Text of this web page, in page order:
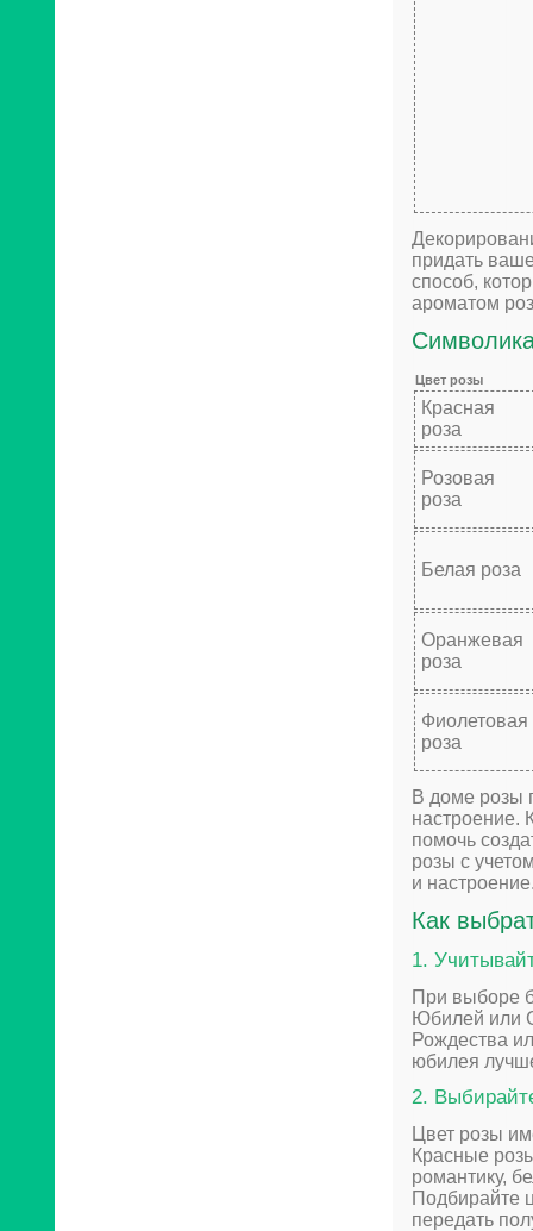
придать
способ,
ароматом
Цвет розы
Красная
роза
Розовая
роза
Белая роза
Оранжевая
роза
Фиолетовая
роза
В доме розы
настроение.
помочь
розы с
и
Как
1.
При выборе
Юбилей или
Рождества
юбилея
2.
Цвет розы
Красные
романтику,
Подбирайте
передать